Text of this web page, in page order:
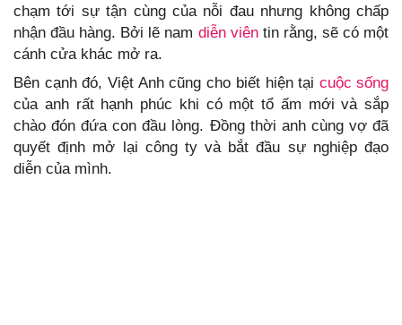
chạm tới sự tận cùng của nỗi đau nhưng không chấp
nhận đầu hàng. Bởi lẽ nam diễn viêntin rằng, sẽ có một
cánh cửa khác mở ra.
Bên cạnh đó, Việt Anh cũng cho biết hiện tại cuộc sống
của anh rất hạnh phúc khi có một tổ ấm mới và sắp
chào đón đứa con đầu lòng. Đồng thời anh cùng vợ đã
quyết định mở lại công ty và bắt đầu sự nghiệp đạo
diễn của mình.